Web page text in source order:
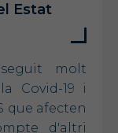
Estat
molt
Covid-19 i
que afecten
d'altri